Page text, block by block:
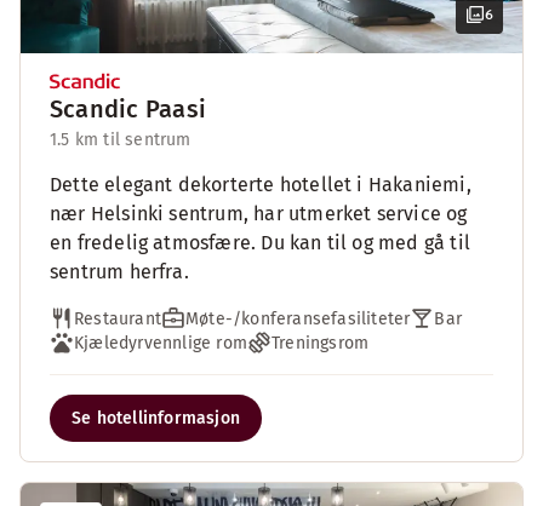
6
Scandic Paasi
1.5 km til sentrum
Dette elegant dekorterte hotellet i Hakaniemi,
nær Helsinki sentrum, har utmerket service og
en fredelig atmosfære. Du kan til og med gå til
sentrum herfra.
Restaurant Møte-/konferansefasiliteter
Bar
Kjæledyrvennlige rom
Treningsrom
Se hotellinformasjon